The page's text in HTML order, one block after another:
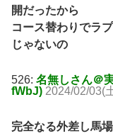
開だったから
コース替わりでラ
じゃないの
526: 名無しさん＠
fWbJ) 2024/02/03(
完全なる外差し馬場